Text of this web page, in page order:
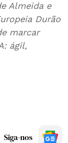
Almeida e
Durão
marcar
ágil,
Siga-nos